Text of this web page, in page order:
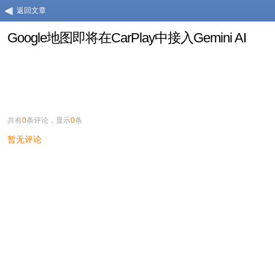
返回文章
Google地图即将在CarPlay中接入Gemini AI
共有0条评论，显示0条
暂无评论